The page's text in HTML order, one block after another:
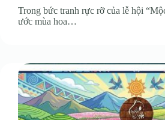
Trong bức tranh rực rỡ của lễ hội
ước mùa hoa…